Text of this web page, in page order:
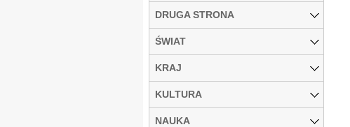
DRUGA STRONA
ŚWIAT
KRAJ
KULTURA
NAUKA